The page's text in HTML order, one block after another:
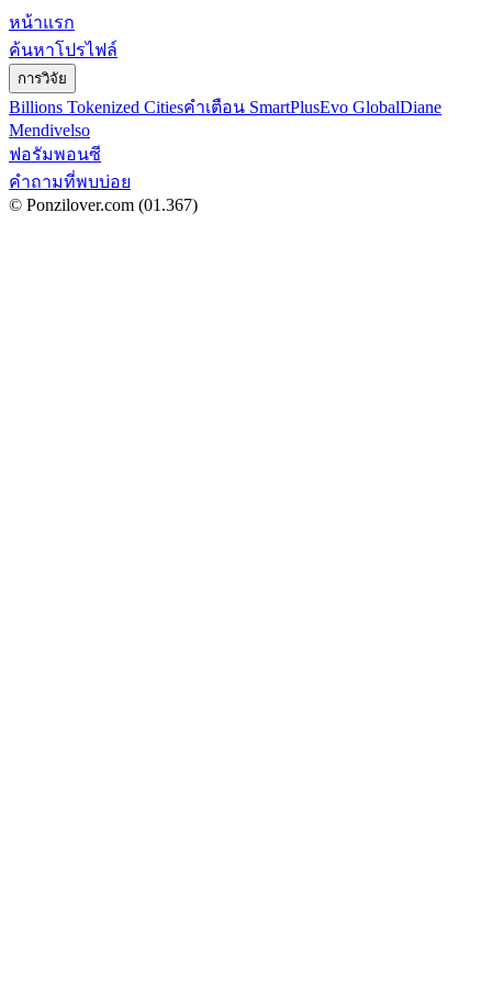
หน้าแรก
ค้นหาโปรไฟล์
การวิจัย
Billions Tokenized Citiesคำเตือน SmartPlusEvo GlobalDiane
Mendivelso
ฟอรัมพอนซี
คำถามที่พบบ่อย
© Ponzilover.com (01.367)